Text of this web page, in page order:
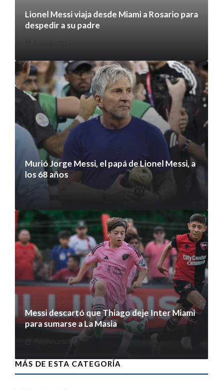
Lionel Messi viaja desde Miami a Rosario para
despedir a su padre
Murió Jorge Messi, el papá de Lionel Messi, a
los 68 años
Messi descartó que Thiago deje Inter Miami
para sumarse a La Masia
MÁS DE ESTA CATEGORÍA